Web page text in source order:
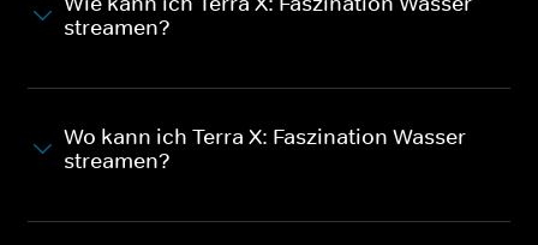
streamen?
Wo kann ich Terra X: Faszination Wasser
streamen?